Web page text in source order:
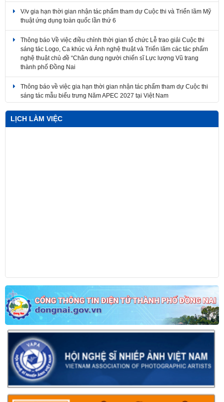
Thông báo Về việc điều chỉnh thời gian tổ chức Lễ trao giải Cuộc thi
nghệ thuật chủ đề “Chân dung người chiến sĩ Lực lượng Vũ trang
thành phố Đồng Nai
Thông báo về việc gia hạn thời gian nhận tác phẩm tham dự Cuộc thi
Về việc điều chỉnh thời gian tổ chức Lễ trao giải Cuộc thi sáng tác
thuật
LỊCH LÀM VIỆC